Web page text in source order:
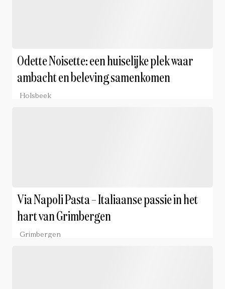
Odette Noisette: een huiselijke plek waar
ambacht en beleving samenkomen
Holsbeek
Via Napoli Pasta – Italiaanse passie in het
hart van Grimbergen
Grimbergen